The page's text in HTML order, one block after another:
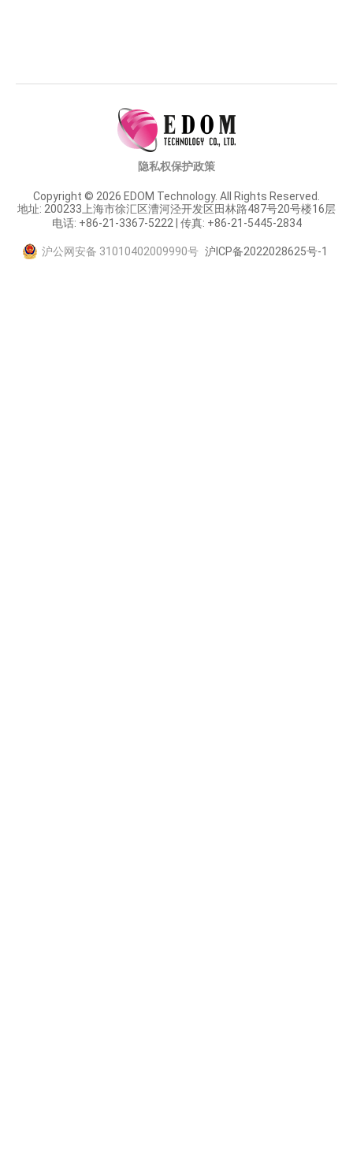
Copyright © 2026 EDOM Technology. All Rights Reserved.
地址: 200233上海市徐汇区漕河泾开发区田林路487号20号楼16层
电话: +86-21-3367-5222 | 传真: +86-21-5445-2834
沪公网安备 31010402009990号 沪ICP备2022028625号-1
隐私权保护政策